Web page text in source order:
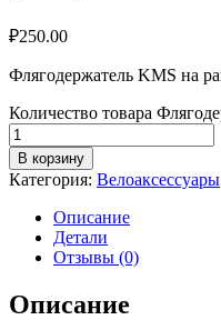
₽250.00
Флягодержатель KMS на
Количество товара
В корзину
Категория: Велоаксессуары
Описание
Детали
Отзывы (0)
Описание